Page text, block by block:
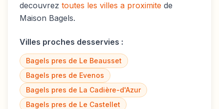
decouvrez toutes les villes a proximite de
Maison Bagels.
Villes proches desservies :
Bagels pres de Le Beausset
Bagels pres de Evenos
Bagels pres de La Cadière-d'Azur
Bagels pres de Le Castellet